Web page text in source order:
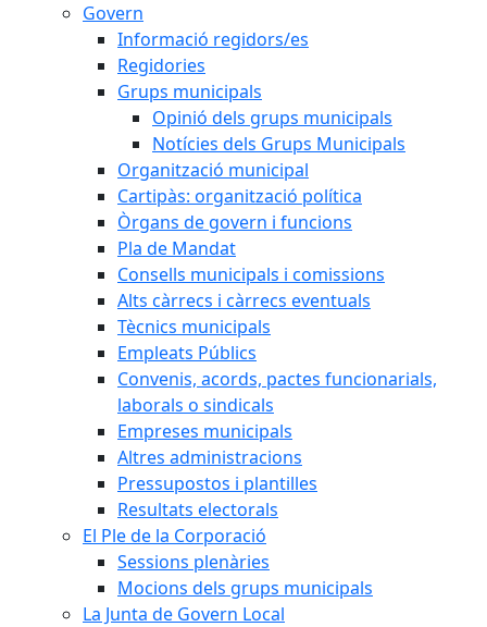
Govern
Informació regidors/es
Regidories
Grups municipals
Opinió dels grups municipals
Notícies dels Grups Municipals
Organització municipal
Cartipàs: organització política
Òrgans de govern i funcions
Pla de Mandat
Consells municipals i comissions
Alts càrrecs i càrrecs eventuals
Tècnics municipals
Empleats Públics
Convenis, acords, pactes funcionarials,
laborals o sindicals
Empreses municipals
Altres administracions
Pressupostos i plantilles
Resultats electorals
El Ple de la Corporació
Sessions plenàries
Mocions dels grups municipals
La Junta de Govern Local